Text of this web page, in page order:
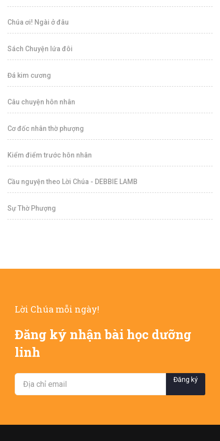
Chúa ơi! Ngài ở đâu
Sách Chuyện lứa đôi
Đá kim cương
Câu chuyện hôn nhân
Cơ đốc nhân thờ phượng
Kiểm điểm trước hôn nhân
Cầu nguyện theo Lời Chúa - DEBBIE LAMB
Sự Thờ Phượng
Lời Chúa mỗi ngày!
Đăng ký nhận bài học dưỡng
linh
Đăng ký